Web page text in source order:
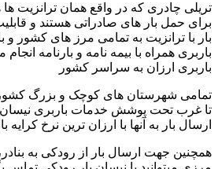
تریلی چادری که در واقع همان ترانزیت
برای حمل بار های صادراتی هستند و
بار با ترانزیت به تمامی مرز های کشور و
باربری همراه با بیمه نامه و بارنامه انجام
باربری ارزان به سراسر کشور
تمامی شهرستان های کوچک و بزرگ
تا غرب تحت پوشش خدمات باربری نیسان
ارسال بار به آنها با ارزان ترین نرخ
همچنین جهت ارسال بار از رودکی به